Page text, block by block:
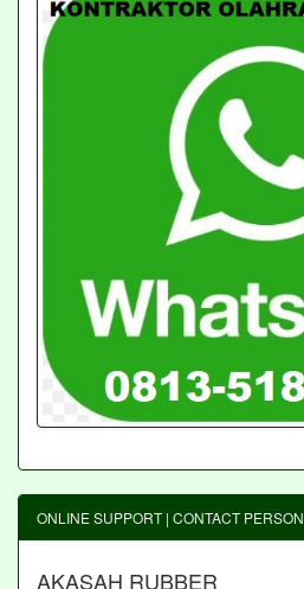
ONLINE SUPPORT | CONTACT PERSON
AKASAH RUBBER